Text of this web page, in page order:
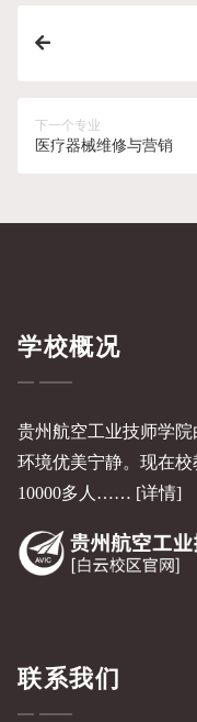
下一个专业
医疗器械维修与营销
学校概况
贵州航空工业技师学院
环境优美宁静。现在
10000多人…… [详情]
联系我们